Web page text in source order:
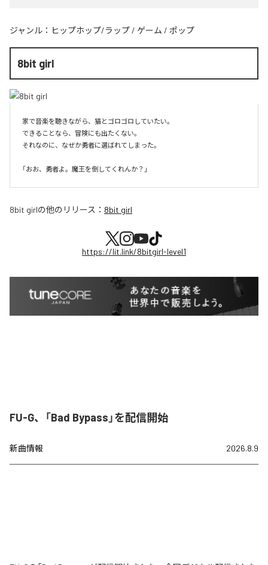
ジャンル： ヒップホップ/ラップ / ゲーム / ポップ
8bit girl
家で音楽を聴きながら、猫とゴロゴロしていたい。
できることなら、冒険にも出たくない。
それなのに、なぜか勇者に選ばれてしまった。
8bit girlの他のリリース： 8bit girl
https://lit.link/8bitgirl-level1
FU-G、「Bad Bypass」を配信開始
新曲情報 2026.8.9